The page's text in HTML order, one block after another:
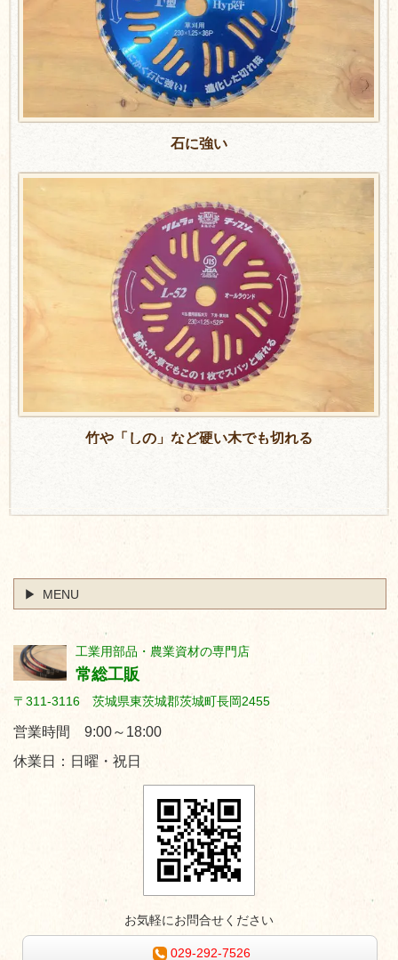
石に強い
竹や「しの」など硬い木でも切れる
MENU
工業用部品・農業資材の専門店
常総工販
〒311-3116 茨城県東茨城郡茨城町長岡2455
営業時間 9:00～18:00
休業日：日曜・祝日
お気軽にお問合せください
029-292-7526